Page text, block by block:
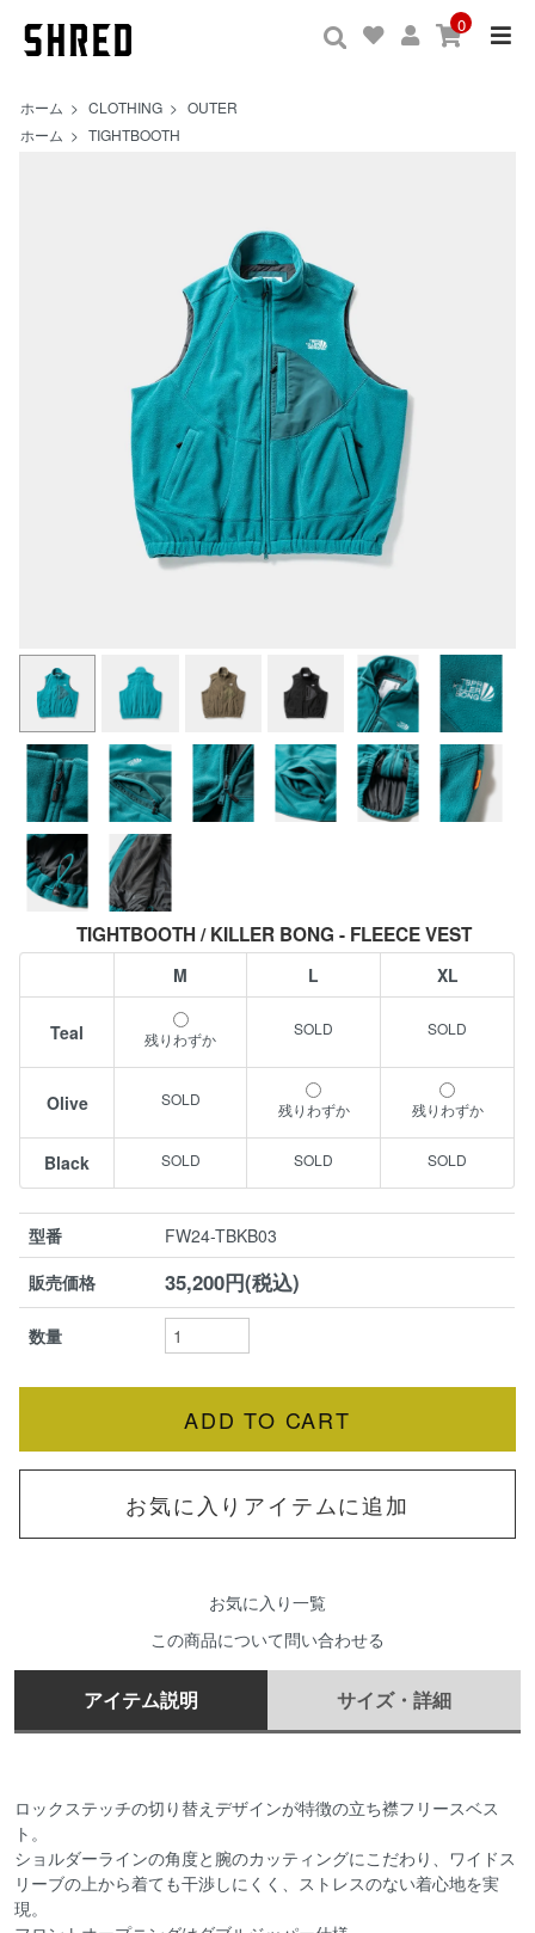
0
ホーム > CLOTHING > OUTER
ホーム > TIGHTBOOTH
TIGHTBOOTH / KILLER BONG - FLEECE VEST
M L XL
Teal 残りわずか
Olive 残りわずか 残りわずか
Black
型番
FW24-TBKB03
販売価格
35,200円(税込)
数量
お気に入りアイテムに追加
お気に入り一覧
この商品について問い合わせる
アイテム説明 サイズ・詳細
ロックステッチの切り替えデザインが特徴の立ち襟フリースベス
ト。
ショルダーラインの角度と腕のカッティングにこだわり、ワイドス
リーブの上から着ても干渉しにくく、ストレスのない着心地を実
現。